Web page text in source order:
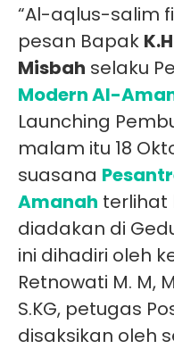
“Al-aqlus-salim
pesan Bapak
Misbah selaku
Modern Al-
Launching
malam itu 18
suasana
Amanah terlihat
diadakan di
ini dihadiri oleh
Retnowati M. M,
S.KG, petugas
disaksikan oleh